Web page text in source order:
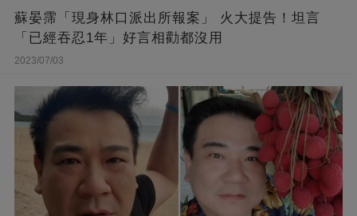
蘇晏霈「現身林口派出所報案」 火大提告！坦言
「已經吞忍1年」好言相勸都沒用
2023/07/03